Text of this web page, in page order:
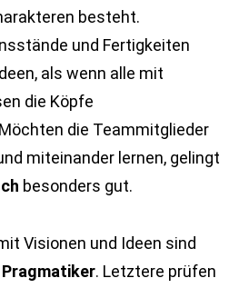
besteht.
und Fertigkeiten
als wenn alle mit
die Köpfe
die Teammitglieder
miteinander lernen, gelingt
besonders gut.
Visionen und Ideen sind
Pragmatiker. Letztere prüfen